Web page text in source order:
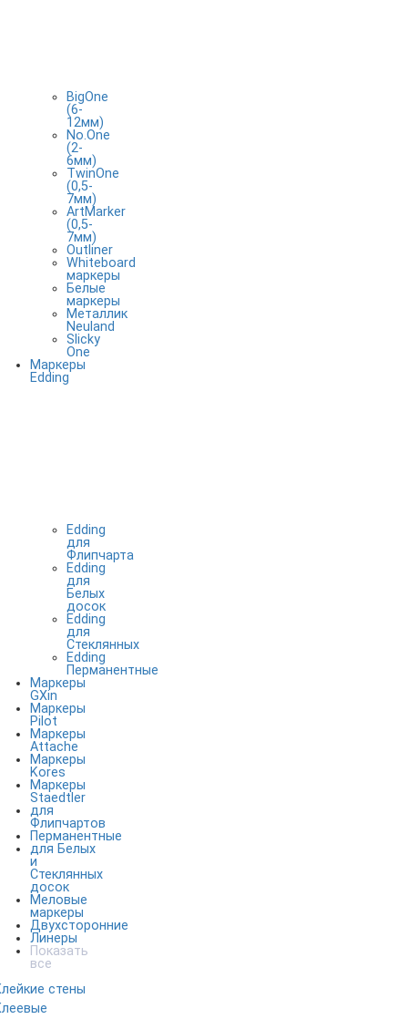
BigOne
(6-
12мм)
No.One
(2-
6мм)
TwinOne
(0,5-
7мм)
ArtMarker
(0,5-
7мм)
Outliner
Whiteboard
маркеры
Белые
маркеры
Металлик
Neuland
Slicky
One
Маркеры
Edding
Edding
для
Флипчарта
Edding
для
Белых
досок
Edding
для
Стеклянных
Edding
Перманентные
Маркеры
GXin
Маркеры
Pilot
Маркеры
Attache
Маркеры
Kores
Маркеры
Staedtler
для
Флипчартов
Перманентные
для Белых
и
Стеклянных
досок
Меловые
маркеры
Двухсторонние
Линеры
Показать
все
стены